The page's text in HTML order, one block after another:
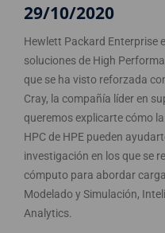
29/10/2020
Hewlett Packard Enterprise
soluciones de High
que se ha visto reforzada
Cray, la compañía líder en
queremos explicarte cómo
HPC de HPE pueden
investigación en los que se
cómputo para abordar
Modelado y Simulación,
Analytics.